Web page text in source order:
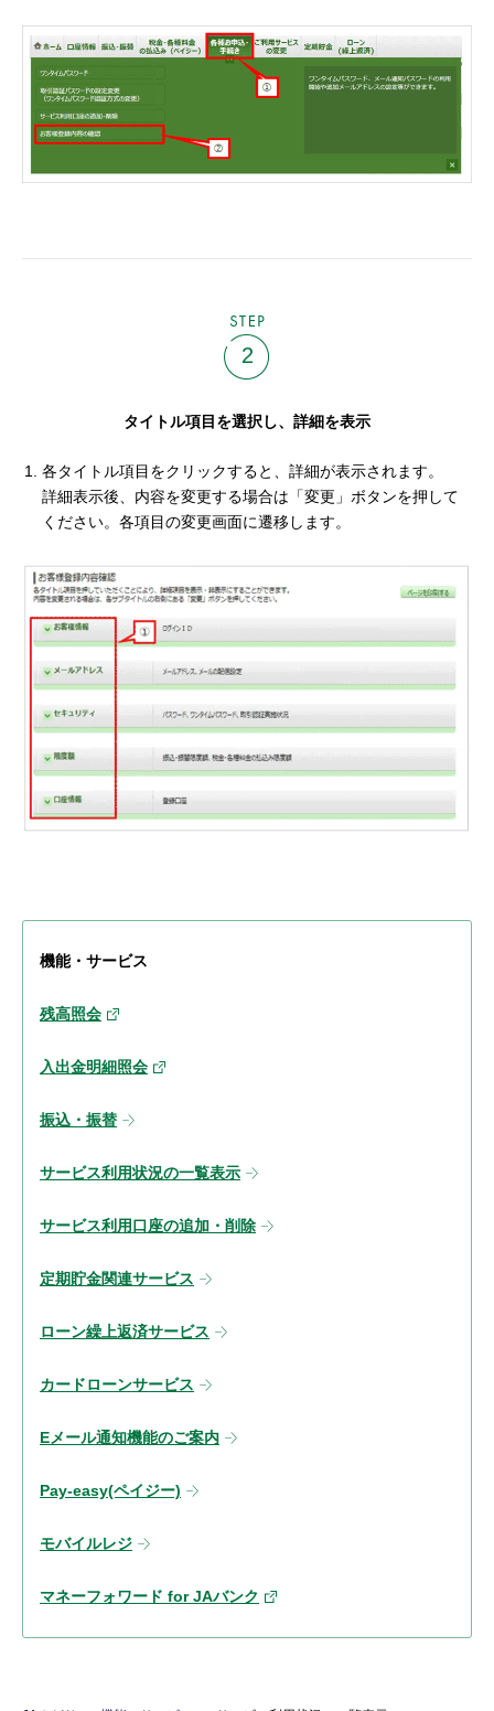
2
タイトル項目を選択し、詳細を表示
各タイトル項目をクリックすると、詳細が表示されます。
詳細表示後、内容を変更する場合は「変更」ボタンを押して
ください。各項目の変更画面に遷移します。
機能・サービス
残高照会
入出金明細照会
振込・振替
サービス利用状況の一覧表示
サービス利用口座の追加・削除
定期貯金関連サービス
ローン繰上返済サービス
カードローンサービス
Eメール通知機能のご案内
Pay-easy(ペイジー)
モバイルレジ
マネーフォワード for JAバンク